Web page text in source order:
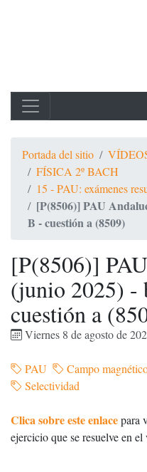
Portada del sitio
FÍSICA 2º BACH
15 - PAU: exámenes
[P(8506)] PAU
B - cuestión a (8509)
[P(8506)]
(junio 2025) -
cuestión a
Viernes 8 de agosto de
PAU Campo
Selectividad
Clica sobre este enlacepara
ejercicio que se resuelve en el